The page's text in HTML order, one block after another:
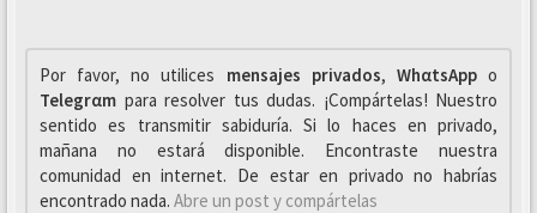
Por favor, no utilices mensajes privados, WhαtsAppo
Telegrαm para resolver tus dudas. ¡Compártelas! Nuestro
sentido es transmitir sabiduría. Si lo haces en privado,
mañana no estará disponible. Encontraste nuestra
comunidad en internet. De estar en privado no habrías
encontrado nada. Abre un post y compártelas